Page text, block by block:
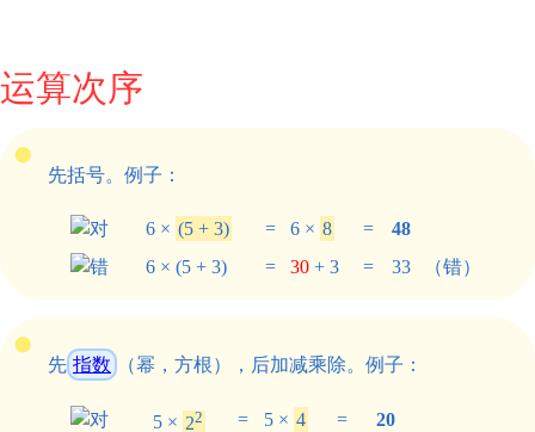
运算次序
先括号。例子：
6 × (5 + 3) = 6 × 8 =
48
6 × (5 + 3)
= 30 + 3 = 33 （错）
先 指数 （幂，方根），后加减乘除。例子：
5 × 22 = 5 × 4 = 20